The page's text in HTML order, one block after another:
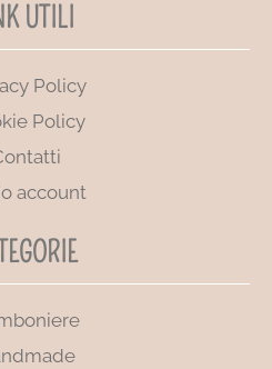
UTILI
Policy
Policy
account